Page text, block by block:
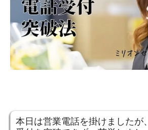
本日は営業電話を掛けましたが、